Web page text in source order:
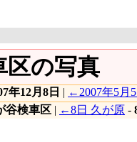
区の写真
年12月8日 | ←2007年5月5
谷検車区 | ←8日 久が原 -